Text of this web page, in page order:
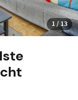
1 / 13